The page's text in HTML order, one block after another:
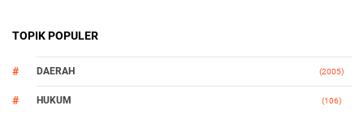
TOPIK POPULER
DAERAH (2005)
HUKUM (106)